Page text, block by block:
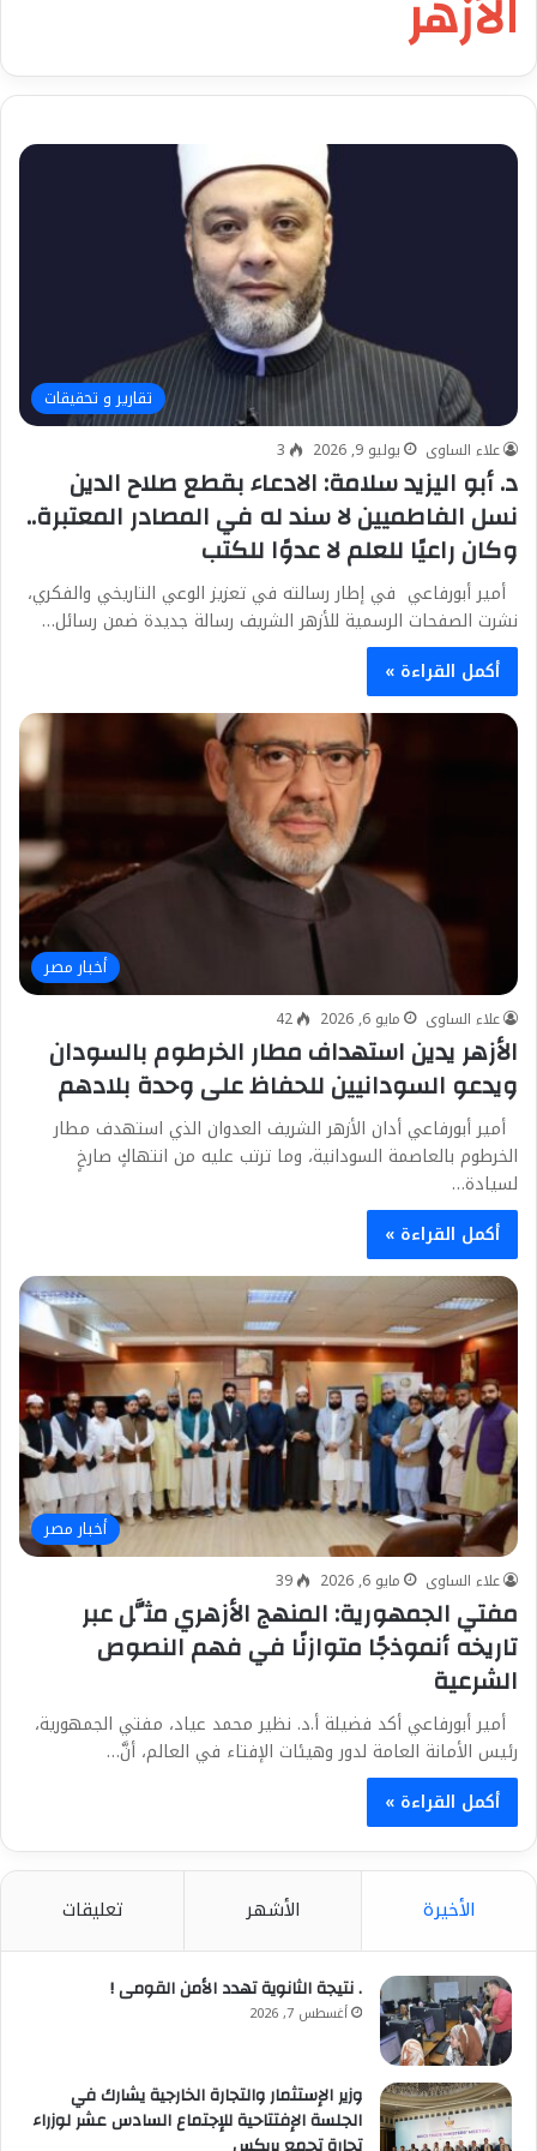
تقارير و تحقيقات
علاء الساوى يوليو 9, 2026 3
د. أبو اليزيد سلامة: الادعاء بقطع صلاح الدين
نسل الفاطميين لا سند له في المصادر المعتبرة..
وكان راعيًا للعلم لا عدوًا للكتب
أمير أبورفاعي في إطار رسالته في تعزيز الوعي التاريخي والفكري،
نشرت الصفحات الرسمية للأزهر الشريف رسالة جديدة ضمن رسائل…
أكمل القراءة »
أخبار مصر
علاء الساوى مايو 6, 2026 42
الأزهر يدين استهداف مطار الخرطوم بالسودان
ويدعو السودانيين للحفاظ على وحدة بلادهم
أمير أبورفاعي أدان الأزهر الشريف العدوان الذي استهدف مطار
الخرطوم بالعاصمة السودانية، وما ترتب عليه من انتهاكٍ صارخٍ
لسيادة…
أكمل القراءة »
أخبار مصر
علاء الساوى مايو 6, 2026 39
مفتي الجمهورية: المنهج الأزهري مثَّل عبر
تاريخه أنموذجًا متوازنًا في فهم النصوص
الشرعية
أمير أبورفاعي أكد فضيلة أ.د. نظير محمد عياد، مفتي الجمهورية،
رئيس الأمانة العامة لدور وهيئات الإفتاء في العالم، أنَّ…
أكمل القراءة »
الأخيرة الأشهر تعليقات
. نتيجة الثانوية تهدد الأمن القومى !
أغسطس 7, 2026
وزير الإستثمار والتجارة الخارجية يشارك في
الجلسة الإفتتاحية للإجتماع السادس عشر لوزراء